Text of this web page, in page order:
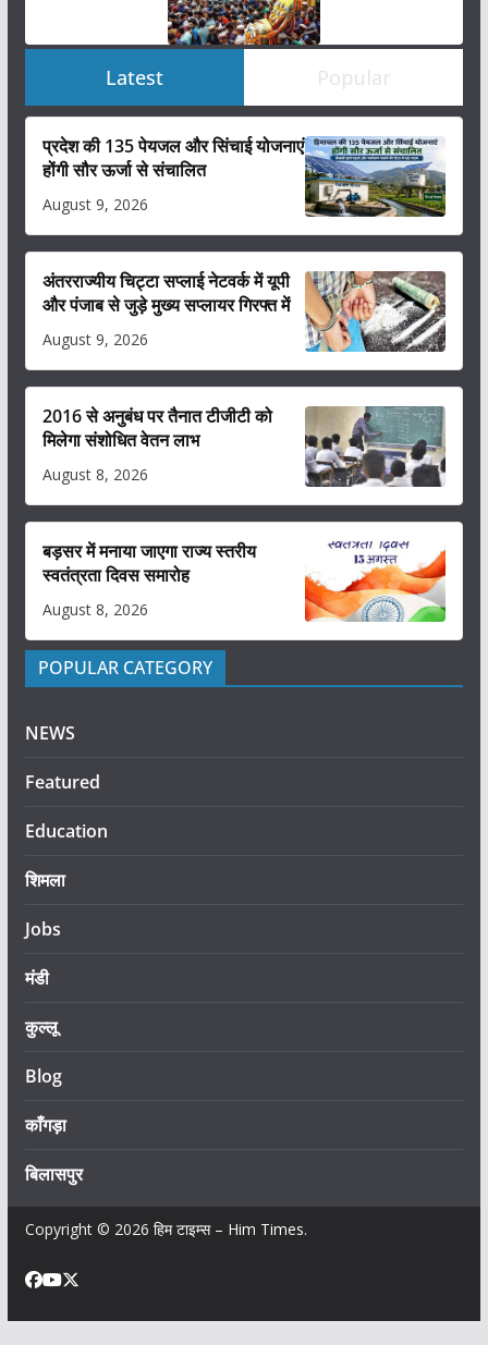
Latest Popular
प्रदेश की 135 पेयजल और सिंचाई योजनाएं
होंगी सौर ऊर्जा से संचालित
August 9, 2026
अंतरराज्यीय चिट्टा सप्लाई नेटवर्क में यूपी
और पंजाब से जुड़े मुख्य सप्लायर गिरफ्त में
August 9, 2026
2016 से अनुबंध पर तैनात टीजीटी को
मिलेगा संशोधित वेतन लाभ
August 8, 2026
बड़सर में मनाया जाएगा राज्य स्तरीय
स्वतंत्रता दिवस समारोह
August 8, 2026
POPULAR CATEGORY
NEWS
Featured
Education
शिमला
Jobs
मंडी
कुल्लू
Blog
काँगड़ा
बिलासपुर
Copyright © 2026 हिम टाइम्स – Him Times.